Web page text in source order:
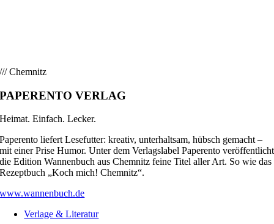
/// Chemnitz
PAPERENTO VERLAG
Heimat. Einfach. Lecker.
Paperento liefert Lesefutter: kreativ, unterhaltsam, hübsch gemacht –
mit einer Prise Humor. Unter dem Verlagslabel Paperento veröffentlicht
die Edition Wannenbuch aus Chemnitz feine Titel aller Art. So wie das
Rezeptbuch „Koch mich! Chemnitz“.
www.wannenbuch.de
Verlage & Literatur